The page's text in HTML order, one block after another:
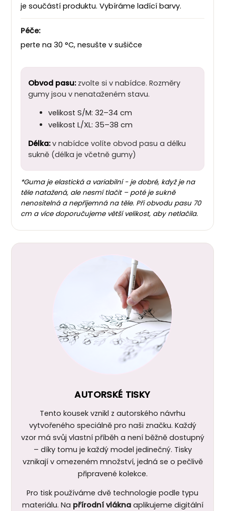
je součástí produktu. Vybíráme ladící barvy.
Péče:
perte na 30 °C, nesušte v sušičce
Obvod pasu:zvolte si v nabídce. Rozměry
gumy jsou v nenataženém stavu.
velikost S/M: 32–34 cm
velikost L/XL: 35–38 cm
Délka:v nabídce volíte obvod pasu a délku
sukně (délka je včetně gumy)
*Guma je elastická a variabilní - je dobré, když je na
těle natažená, ale nesmí tlačit – poté je sukně
nenositelná a nepříjemná na těle. Při obvodu pasu 70
cm a více doporučujeme větší velikost, aby netlačila.
AUTORSKÉ TISKY
Tento kousek vznikl z autorského návrhu
vytvořeného speciálně pro naši značku. Každý
vzor má svůj vlastní příběh a není běžně dostupný
– díky tomu je každý model jedinečný. Tisky
vznikají v omezeném množství, jedná se o pečlivě
připravené kolekce.
Pro tisk používáme dvě technologie podle typu
materiálu. Na přírodní vláknaaplikujeme digitální